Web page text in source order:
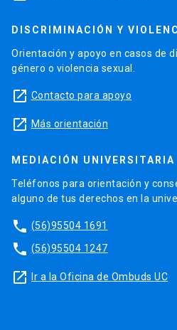
DISCRIMINACIÓN Y
Orientación y apoyo en casos de
género o violencia sexual.
launch Contacto para apoyo
launch Más orientación
MEDIACIÓN UNIVERSITARIA
Teléfonos para orientación y
alguno de tus derechos en la
phone (56)95504 1691
phone (56)95504 1247
launch Ir a la Oficina de Ombuds UC